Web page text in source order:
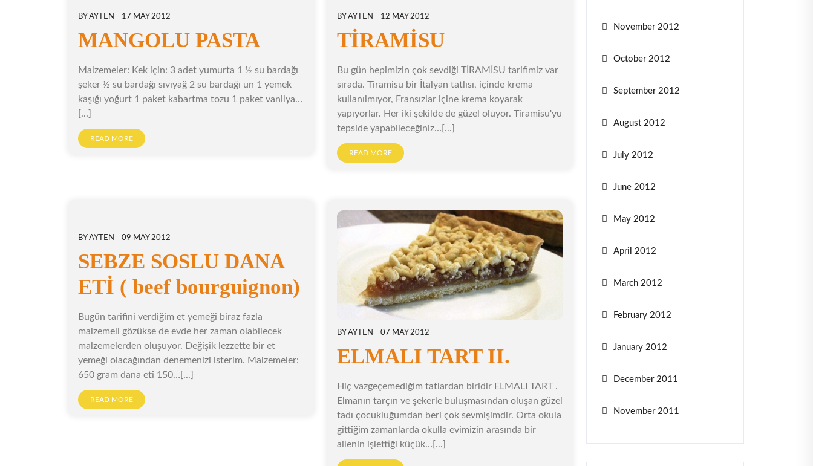
BY AYTEN 17 MAY 2012
MANGOLU PASTA
Malzemeler: Kek için: 3 adet yumurta 1 ½ su bardağı
şeker ½ su bardağı sıvıyağ 2 su bardağı un 1 yemek
kaşığı yoğurt 1 paket kabartma tozu 1 paket vanilya…
[...]
READ MORE
BY AYTEN 12 MAY 2012
TİRAMİSU
Bu gün hepimizin çok sevdiği TİRAMİSU tarifimiz var
sırada. Tiramisu bir İtalyan tatlısı, içinde krema
kullanılmıyor, Fransızlar içine krema koyarak
yapıyorlar. Her iki şekilde de güzel oluyor. Tiramisu'yu
tepside yapabileceğiniz…[...]
READ MORE
BY AYTEN 09 MAY 2012
SEBZE SOSLU DANA
ETİ ( beef bourguignon)
Bugün tarifini verdiğim et yemeği biraz fazla
malzemeli gözükse de evde her zaman olabilecek
malzemelerden oluşuyor. Değişik lezzette bir et
yemeği olacağından denemenizi isterim. Malzemeler:
650 gram dana eti 150…[...]
READ MORE
BY AYTEN 07 MAY 2012
ELMALI TART II.
Hiç vazgeçemediğim tatlardan biridir ELMALI TART .
Elmanın tarçın ve şekerle buluşmasından oluşan güzel
tadı çocukluğumdan beri çok sevmişimdir. Orta okula
gittiğim zamanlarda okulla evimizin arasında bir
ailenin işlettiği küçük…[...]
November 2012
October 2012
September 2012
August 2012
July 2012
June 2012
May 2012
April 2012
March 2012
February 2012
January 2012
December 2011
November 2011